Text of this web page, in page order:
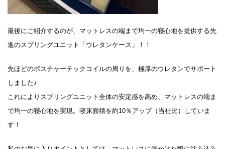
最後にご紹介するのが、マットレスの端まで均一の寝心地を提供する先
進のスプリングユニット「ウレタンケース」！！
先ほどのポスチャーテックコイルの周りを、極厚のウレタンでサポート
しました♪
これによりスプリングユニット全体の安定感を高め、マットレスの端ま
で均一の寝心地を実現。寝床面積を約10％アップ（当社比）していま
す！